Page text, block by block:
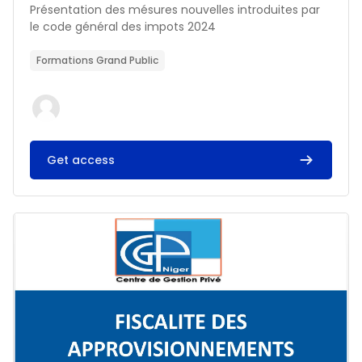
Résumé du cours :
Présentation des mésures nouvelles introduites par
le code général des impots 2024
Formations Grand Public
Get access
Image du cours FISCALITE DES APPROVISIONNEMENTS